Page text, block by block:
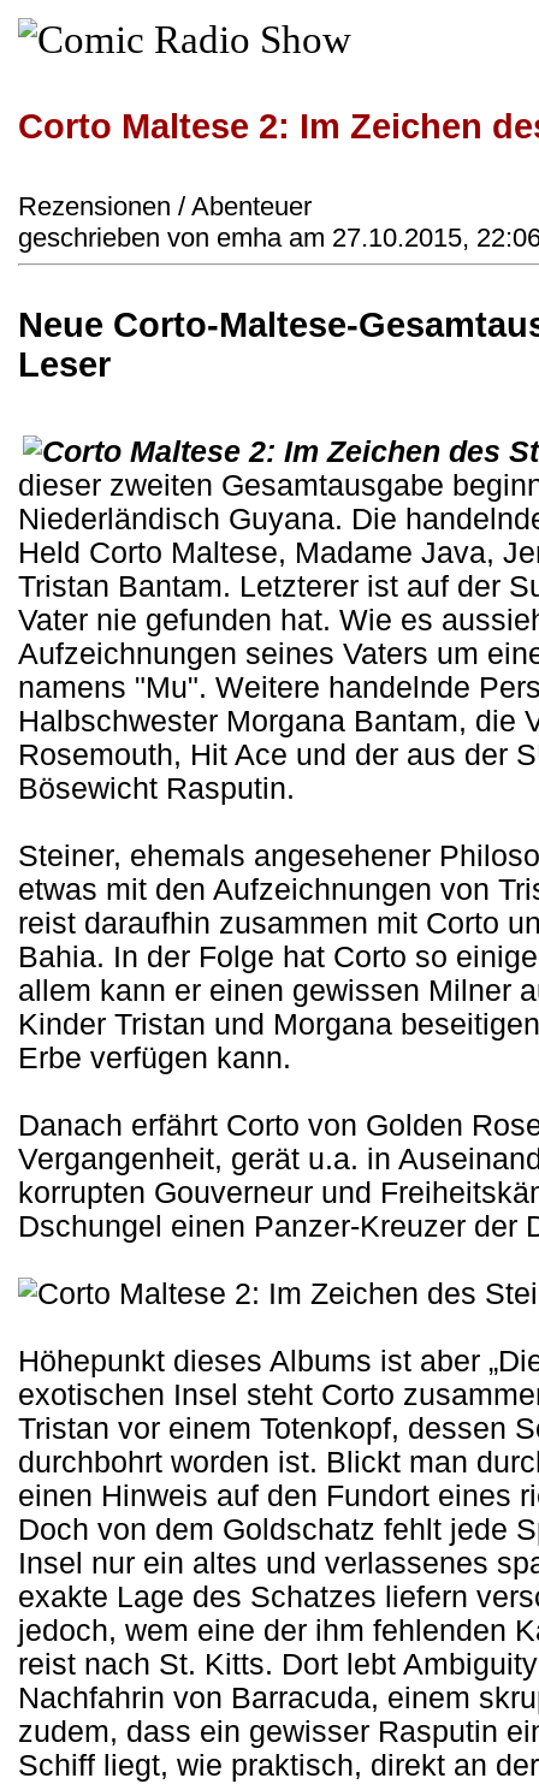
Corto Maltese 2: Im Zeichen
Rezensionen / Abenteuer
geschrieben von emha am 27.10.2015,
Neue Corto-Maltese-
Leser
dieser zweiten Gesamtausgabe
Niederländisch Guyana. Die
Held Corto Maltese, Madame Java,
Tristan Bantam. Letzterer ist auf der
Vater nie gefunden hat. Wie es
Aufzeichnungen seines Vaters um
namens "Mu". Weitere handelnde
Halbschwester Morgana Bantam, die
Rosemouth, Hit Ace und der aus der
Bösewicht Rasputin.
Steiner, ehemals angesehener
etwas mit den Aufzeichnungen von
reist daraufhin zusammen mit Corto
Bahia. In der Folge hat Corto so
allem kann er einen gewissen Milner
Kinder Tristan und Morgana
Erbe verfügen kann.
Danach erfährt Corto von Golden
Vergangenheit, gerät u.a. in
korrupten Gouverneur und
Dschungel einen Panzer-Kreuzer der
Höhepunkt dieses Albums ist aber
exotischen Insel steht Corto
Tristan vor einem Totenkopf, dessen
durchbohrt worden ist. Blickt man
einen Hinweis auf den Fundort eines
Doch von dem Goldschatz fehlt jede
Insel nur ein altes und verlassenes
exakte Lage des Schatzes liefern
jedoch, wem eine der ihm fehlenden
reist nach St. Kitts. Dort lebt
Nachfahrin von Barracuda, einem
zudem, dass ein gewisser Rasputin
Schiff liegt, wie praktisch, direkt an